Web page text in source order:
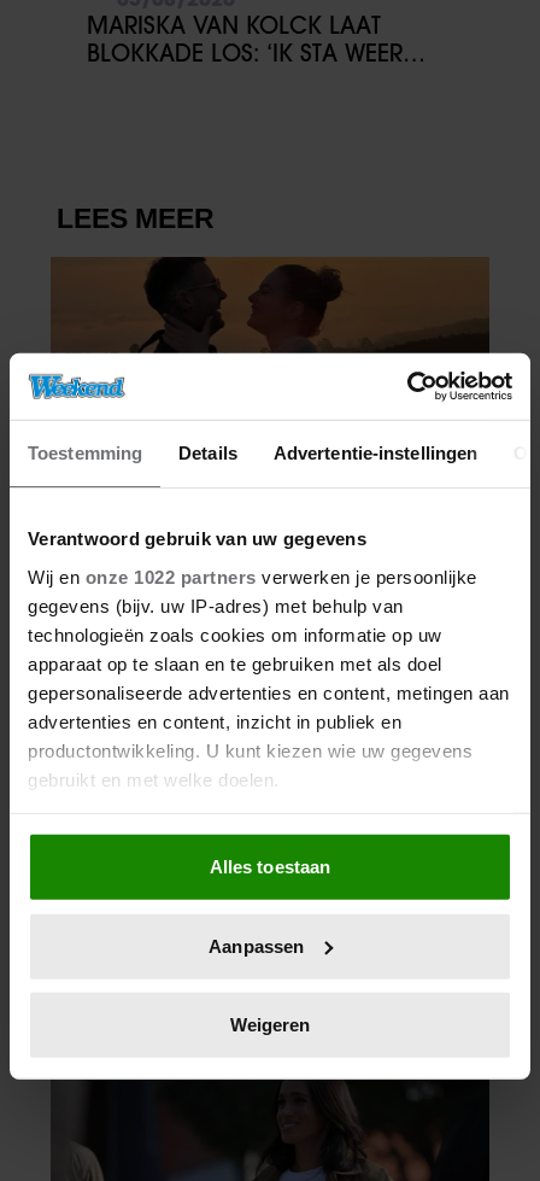
Toestemming Details Advertentie-instellingen
Verantwoord gebruik van uw gegevens
Wij en onze 1022 partners verwerken je persoonlijke
gegevens (bijv. uw IP-adres) met behulp van
technologieën zoals cookies om informatie op uw
apparaat op te slaan en te gebruiken met als doel
gepersonaliseerde advertenties en content, metingen aan
advertenties en content, inzicht in publiek en
productontwikkeling. U kunt kiezen wie uw gegevens
gebruikt en met welke doelen.
Als u het toestaat, willen we ook graag:
Informatie verzamelen over uw geografische
locatie, die tot een paar meter nauwkeurig kan zijn
scannen op specifieke eigenschappen (fingerprinting)
verwerkt en stel uw voorkeuren in het
intrekken in de Cookieverklaring.
We gebruiken cookies om content en advertenties te
personaliseren, om functies voor social media te bieden
Alles toestaan
Aanpassen
Weigeren
MARISKA VAN KOLCK LAAT
BLOKKADE LOS: ‘IK STA WEER